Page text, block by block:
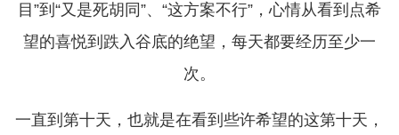
目”到“又是死胡同”、“这方案不行”，心情从看到点希
望的喜悦到跌入谷底的绝望，每天都要经历至少一
次。
一直到第十天，也就是在看到些许希望的这第十天，